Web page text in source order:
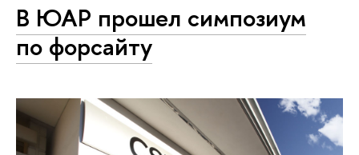
В ЮАР прошел симпозиум
по форсайту